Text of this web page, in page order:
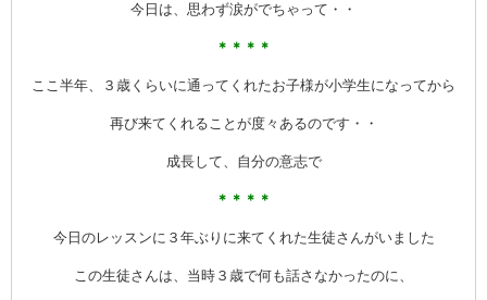
今日は、思わず涙がでちゃって・・
＊＊＊＊
ここ半年、３歳くらいに通ってくれたお子様が小学生になってから
再び来てくれることが度々あるのです・・
成長して、自分の意志で
＊＊＊＊
今日のレッスンに３年ぶりに来てくれた生徒さんがいました
この生徒さんは、当時３歳で何も話さなかったのに、